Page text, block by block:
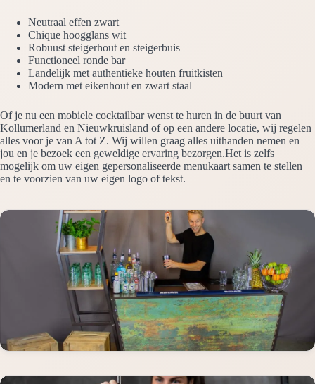
Neutraal effen zwart
Chique hoogglans wit
Robuust steigerhout en steigerbuis
Functioneel ronde bar
Landelijk met authentieke houten fruitkisten
Modern met eikenhout en zwart staal
Of je nu een mobiele cocktailbar wenst te huren in de buurt van
Kollumerland en Nieuwkruisland of op een andere locatie, wij regelen
alles voor je van A tot Z. Wij willen graag alles uithanden nemen en
jou en je bezoek een geweldige ervaring bezorgen.Het is zelfs
mogelijk om uw eigen gepersonaliseerde menukaart samen te stellen
en te voorzien van uw eigen logo of tekst.